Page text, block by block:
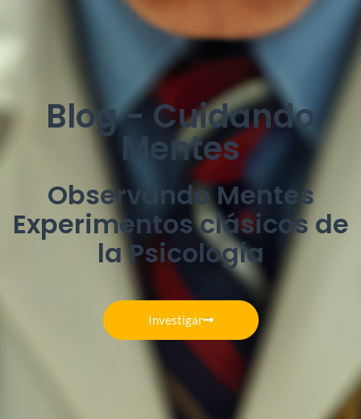
Blog - Cuidando
Mentes
Observando Mentes
Experimentos clásicos de
la Psicología
Investigar